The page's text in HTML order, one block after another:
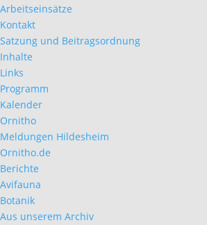
Arbeitseinsätze
Kontakt
Satzung und Beitragsordnung
Inhalte
Links
Programm
Kalender
Ornitho
Meldungen Hildesheim
Ornitho.de
Berichte
Avifauna
Botanik
Aus unserem Archiv